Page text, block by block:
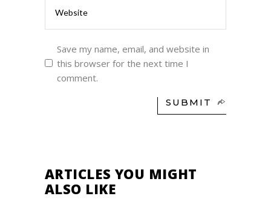
Save my name, email, and website in
this browser for the next time I
comment.
SUBMIT
ARTICLES YOU MIGHT
ALSO LIKE